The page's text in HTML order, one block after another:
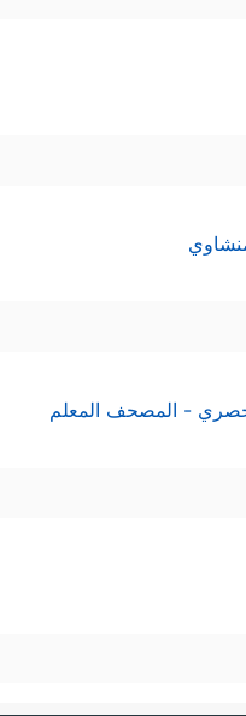
- المصحف المعلم